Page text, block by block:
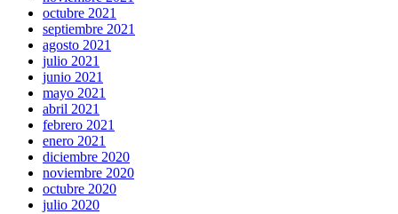
octubre 2021
septiembre 2021
agosto 2021
julio 2021
junio 2021
mayo 2021
abril 2021
febrero 2021
enero 2021
diciembre 2020
noviembre 2020
octubre 2020
julio 2020